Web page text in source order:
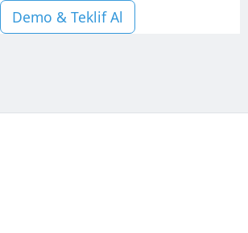
Demo & Teklif Al